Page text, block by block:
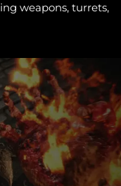
weapons, turrets,